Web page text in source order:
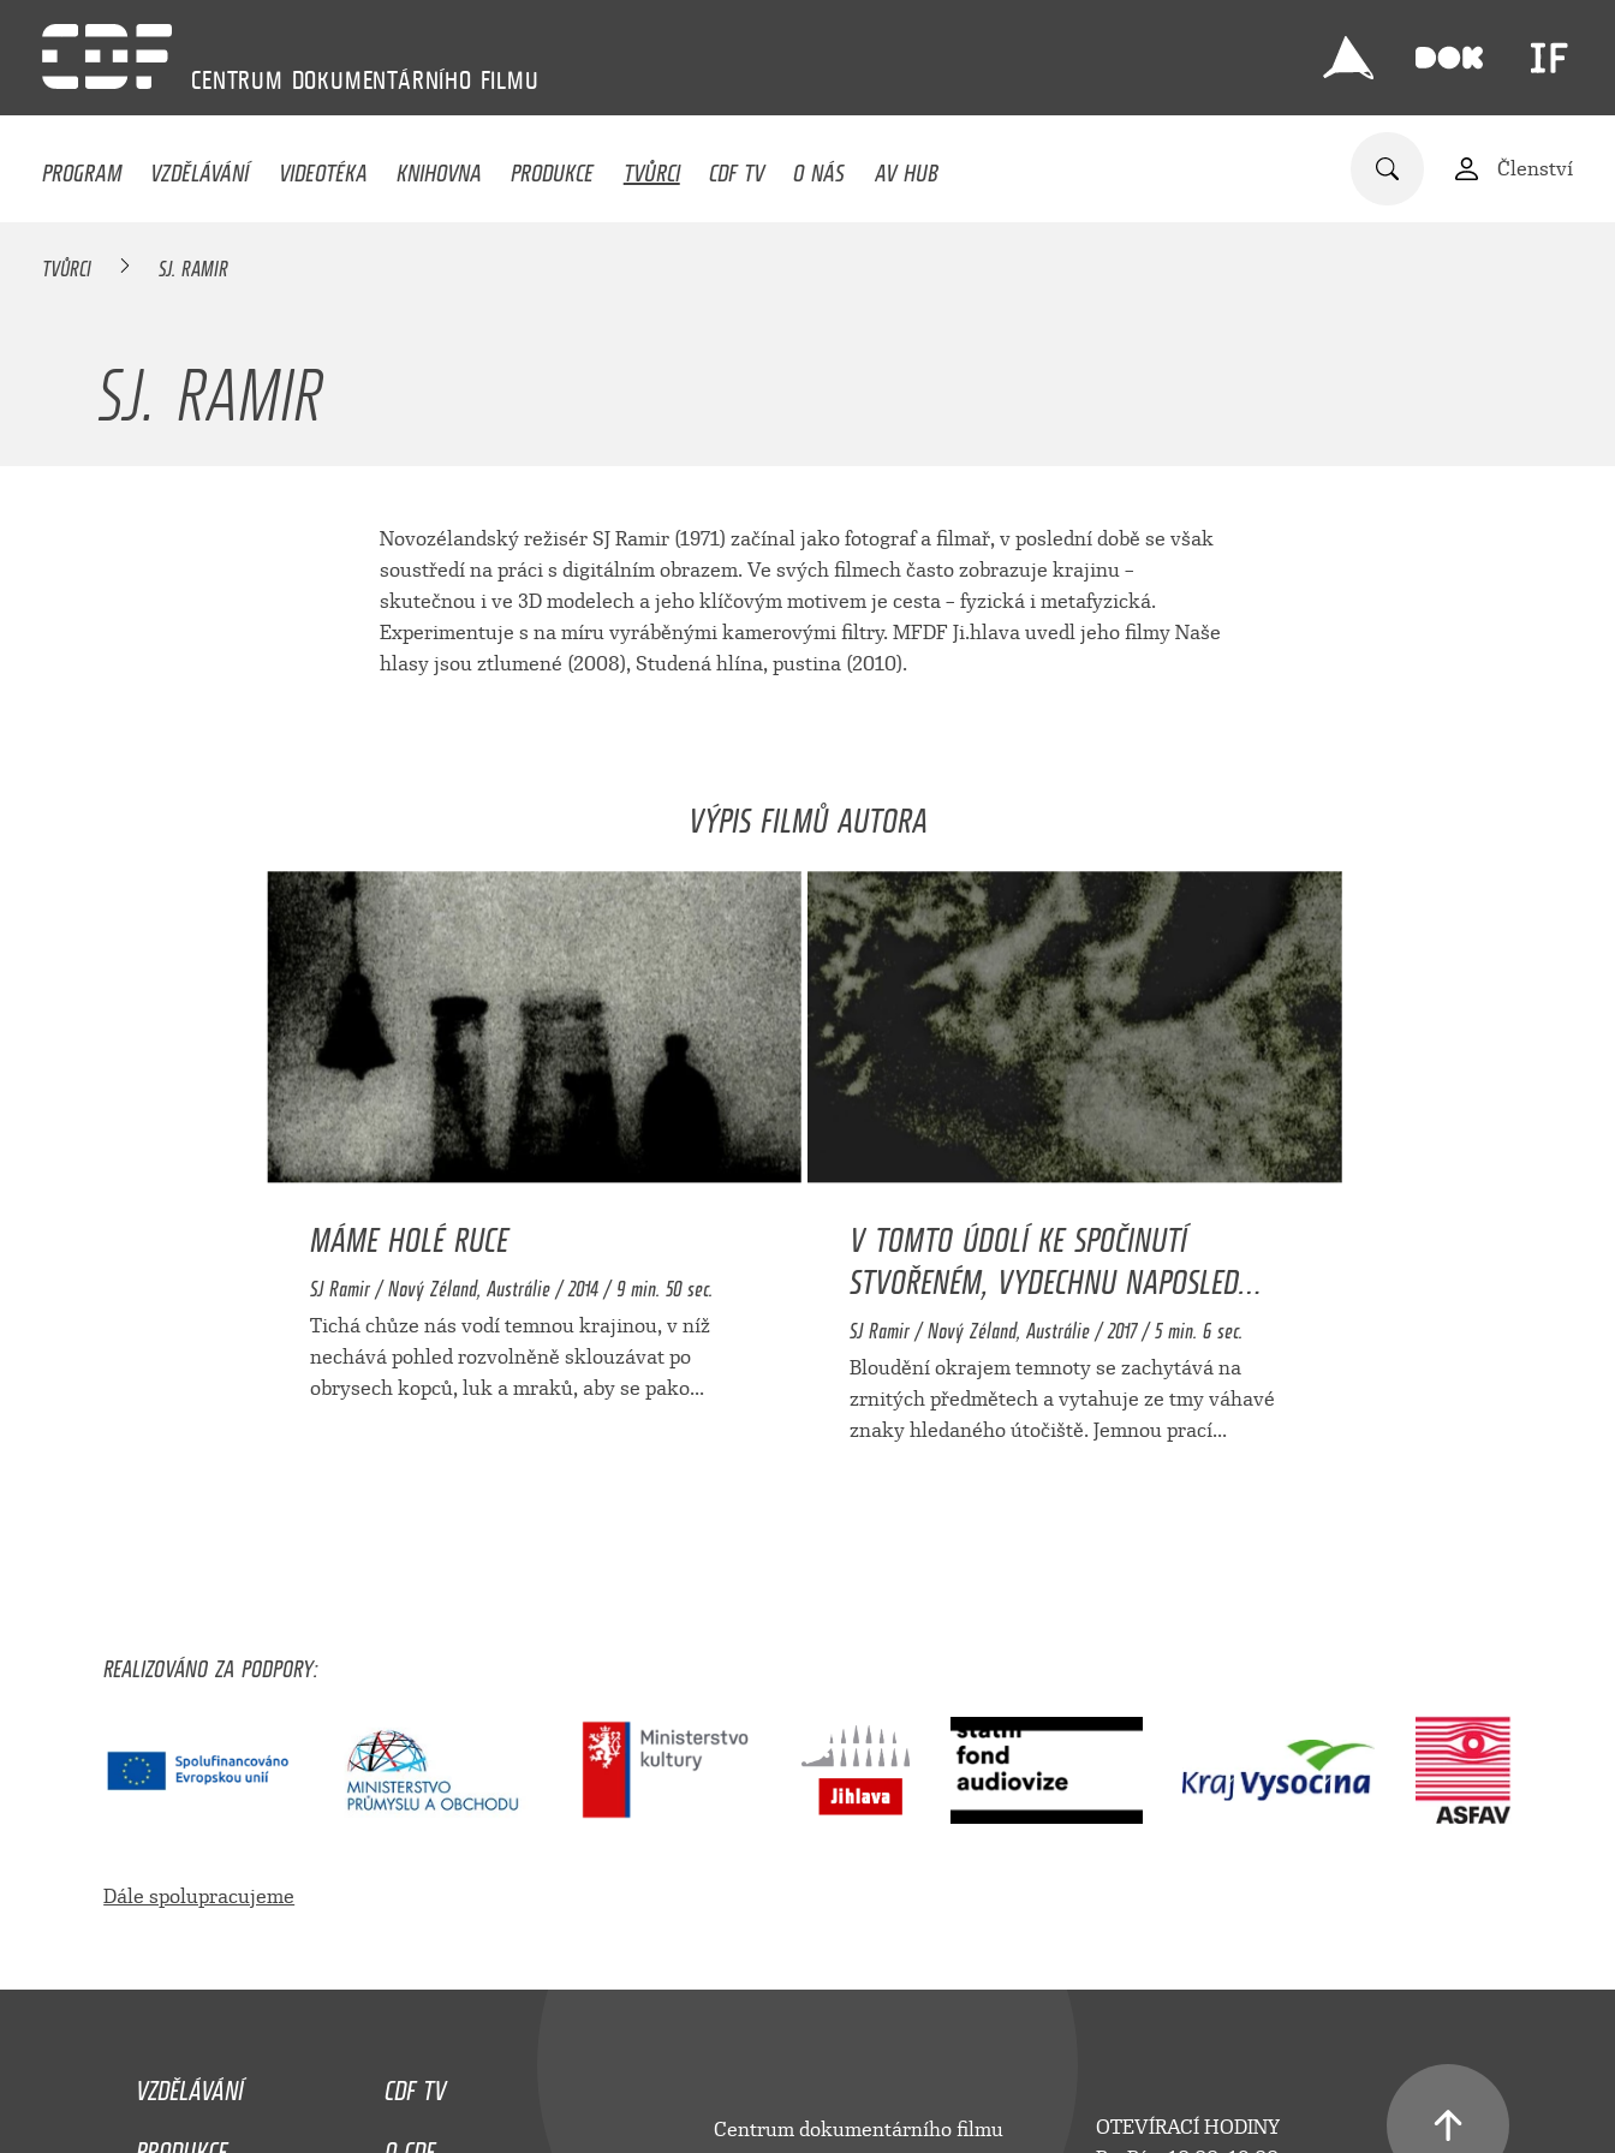
CENTRUM DOKUMENTÁRNÍHO FILMU
PROGRAM VZDĚLÁVÁNÍ VIDEOTÉKA KNIHOVNA PRODUKCE TVŮRCI CDF TV O NÁS AV HUB Členství
TVŮRCI SJ. RAMIR
SJ. RAMIR
Novozélandský režisér SJ Ramir (1971) začínal jako fotograf a filmař, v poslední době se však
soustředí na práci s digitálním obrazem. Ve svých filmech často zobrazuje krajinu –
skutečnou i ve 3D modelech a jeho klíčovým motivem je cesta – fyzická i metafyzická.
Experimentuje s na míru vyráběnými kamerovými filtry. MFDF Ji.hlava uvedl jeho filmy Naše
hlasy jsou ztlumené (2008), Studená hlína, pustina (2010).
VÝPIS FILMŮ AUTORA
MÁME HOLÉ RUCE
SJ Ramir / Nový Zéland, Austrálie / 2014 / 9 min. 50 sec.
Tichá chůze nás vodí temnou krajinou, v níž
nechává pohled rozvolněně sklouzávat po
obrysech kopců, luk a mraků, aby se pako...
V TOMTO ÚDOLÍ KE SPOČINUTÍ
STVOŘENÉM, VYDECHNU NAPOSLED…
SJ Ramir / Nový Zéland, Austrálie / 2017 / 5 min. 6 sec.
Bloudění okrajem temnoty se zachytává na
zrnitých předmětech a vytahuje ze tmy váhavé
znaky hledaného útočiště. Jemnou prací...
REALIZOVÁNO ZA PODPORY:
Dále spolupracujeme
VZDĚLÁVÁNÍ
CDF TV
Centrum dokumentárního filmu
OTEVÍRACÍ HODINY